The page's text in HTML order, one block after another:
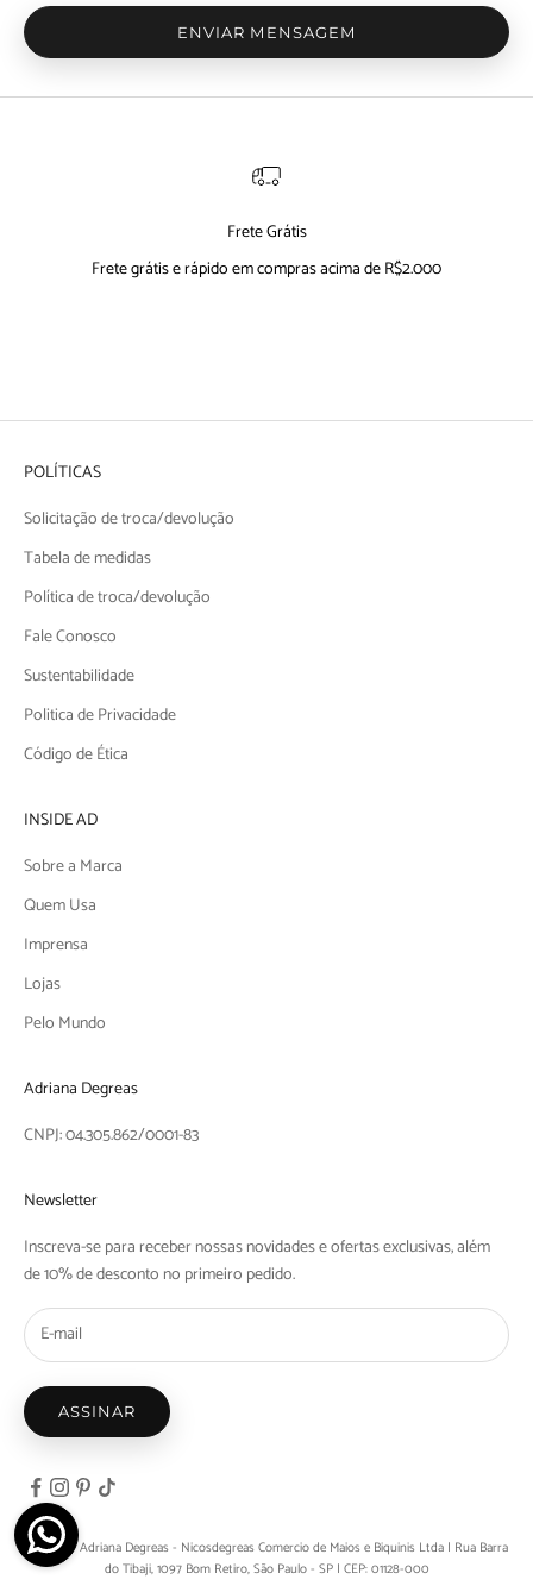
ENVIAR MENSAGEM
Frete Grátis
Frete grátis e rápido em compras acima de R$2.000
POLÍTICAS
Solicitação de troca/devolução
Tabela de medidas
Política de troca/devolução
Fale Conosco
Sustentabilidade
Politica de Privacidade
Código de Ética
INSIDE AD
Sobre a Marca
Quem Usa
Imprensa
Lojas
Pelo Mundo
Adriana Degreas
CNPJ: 04.305.862/0001-83
Newsletter
Inscreva-se para receber nossas novidades e ofertas exclusivas, além
de 10% de desconto no primeiro pedido.
ASSINAR
© 2026 - Adriana Degreas - Nicosdegreas Comercio de Maios e Biquinis Ltda | Rua Barra
do Tibaji, 1097 Bom Retiro, São Paulo - SP | CEP: 01128-000